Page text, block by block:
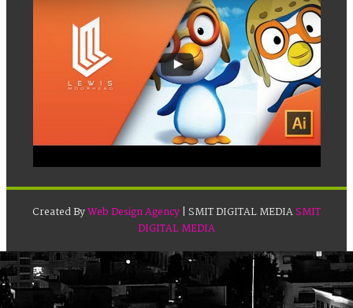
Created ByWeb Design Agency| SMIT DIGITAL MEDIASMIT
DIGITAL MEDIA